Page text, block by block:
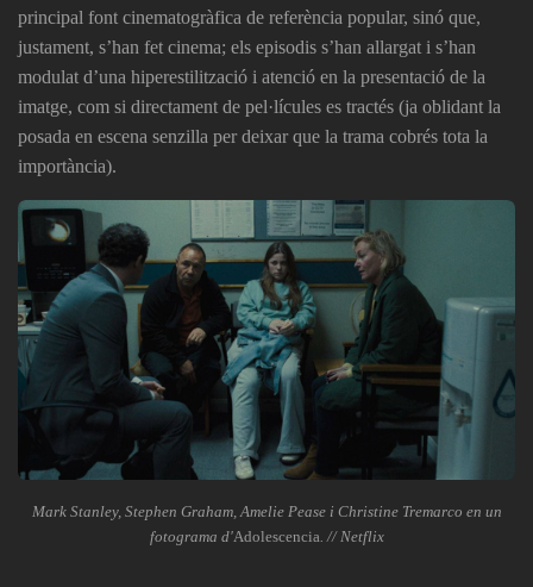
principal font cinematogràfica de referència popular, sinó que,
justament, s’han fet cinema; els episodis s’han allargat i s’han
modulat d’una hiperestilització i atenció en la presentació de la
imatge, com si directament de pel·lícules es tractés (ja oblidant la
posada en escena senzilla per deixar que la trama cobrés tota la
importància).
Mark Stanley, Stephen Graham, Amelie Pease i Christine Tremarco en un
fotograma d'Adolescencia. // Netflix